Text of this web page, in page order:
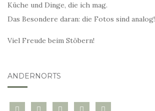
Küche und Dinge, die ich mag.
Das Besondere daran: die Fotos sind analog!
Viel Freude beim Stöbern!
ANDERNORTS
bloglovininstagramtwitter pinterest
mail